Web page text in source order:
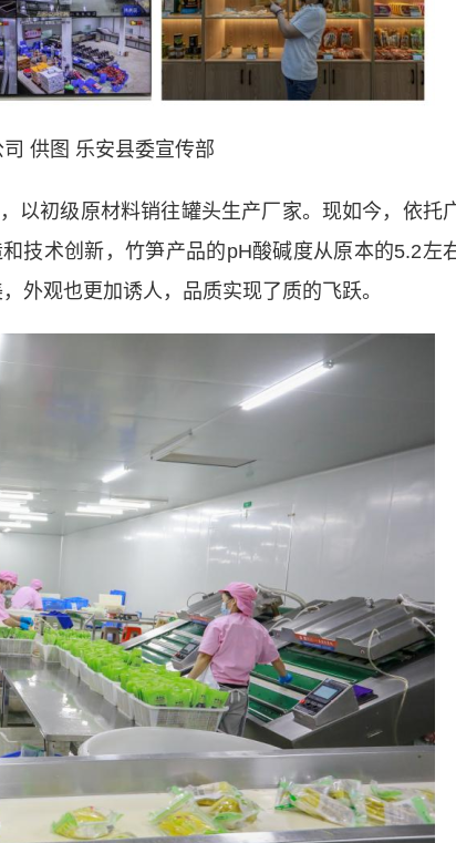
供图 乐安县委宣传部
初级原材料销往罐头生产厂家。现如今，依托
技术创新，竹笋产品的pH酸碱度从原本的5.2左
外观也更加诱人，品质实现了质的飞跃。